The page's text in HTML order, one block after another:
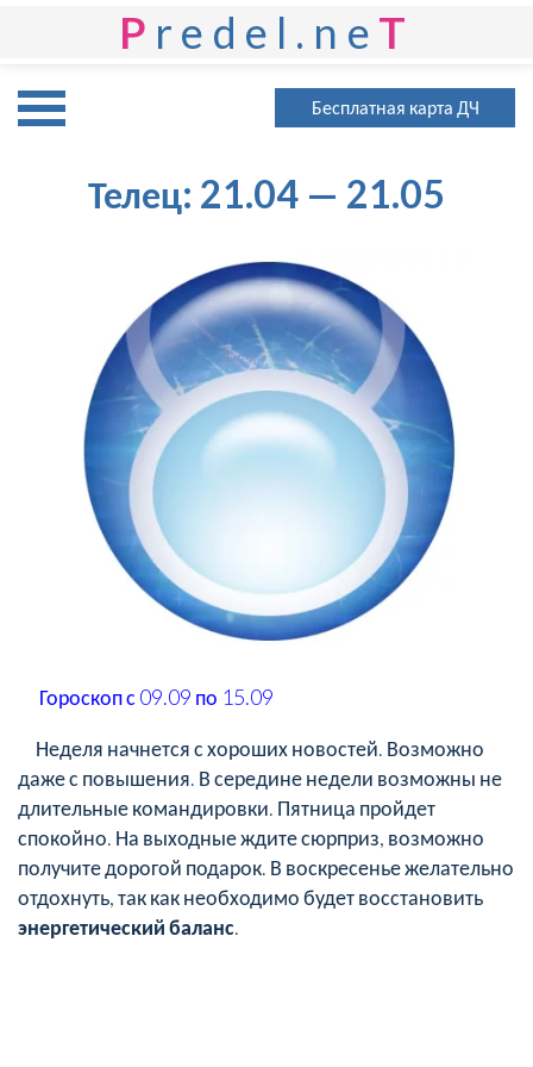
P redel.ne T
Бесплатная карта ДЧ
Телец: 21.04 — 21.05
Гороскоп с 09.09 по 15.09
Неделя начнется с хороших новостей. Возможно
даже с повышения. В середине недели возможны не
длительные командировки. Пятница пройдет
спокойно. На выходные ждите сюрприз, возможно
получите дорогой подарок. В воскресенье желательно
отдохнуть, так как необходимо будет восстановить
энергетический баланс.